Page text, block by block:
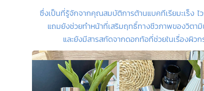
ซึ่งเป็นที่รู้จักจากคุณสมบัติการต้านแบคทีเรียมะเร็ง ไ
แถมยังช่วยทำหน้าที่เสริมฤทธิ์ทางชีวภาพของวิตามิ
และยังมีสารสกัดจากดอกท้อที่ช่วยในเรื่องผิวก